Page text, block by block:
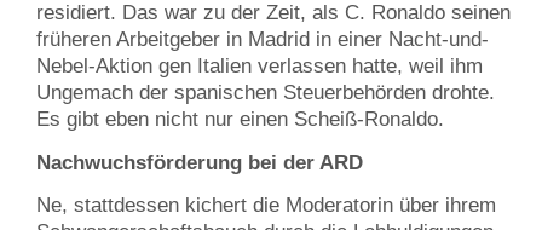
residiert. Das war zu der Zeit, als C. Ronaldo seinen
früheren Arbeitgeber in Madrid in einer Nacht-und-
Nebel-Aktion gen Italien verlassen hatte, weil ihm
Ungemach der spanischen Steuerbehörden drohte.
Es gibt eben nicht nur einen Scheiß-Ronaldo.
Nachwuchsförderung bei der ARD
Ne, stattdessen kichert die Moderatorin über ihrem